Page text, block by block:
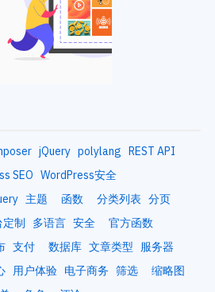
jQuery polylang REST API
SEO WordPress安全
主题 函数 分类列表 分页
定制 多语言 安全
官方函数
支付 数据库 文章类型
服务器
用户体验 电子商务 筛选
缩略图